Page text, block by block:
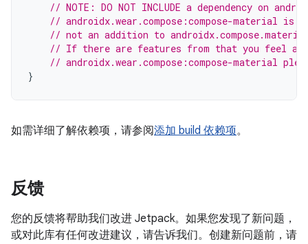
// NOTE: DO NOT INCLUDE a dependency on
// androidx.wear.compose:compose-material is
// not an addition to
// If there are features from that you feel are
// androidx.wear.compose:compose-material
}
如需详细了解依赖项，请参阅添加 build 依赖项。
反馈
您的反馈将帮助我们改进 Jetpack。如果您发现了新问题，
或对此库有任何改进建议，请告诉我们。创建新问题前，请